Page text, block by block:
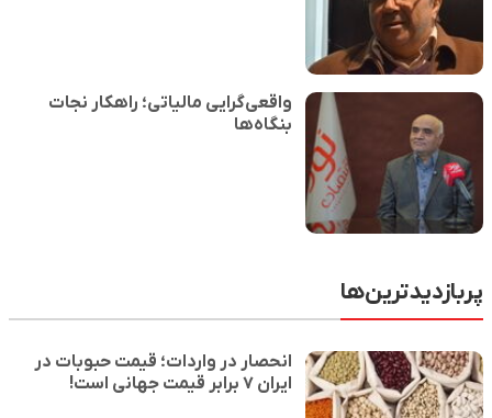
واقعی‌گرایی مالیاتی؛ راهکار نجات
بنگاه‌ها
پربازدیدترین‌ها
انحصار در واردات؛ قیمت حبوبات در
ایران ۷ برابر قیمت جهانی است!